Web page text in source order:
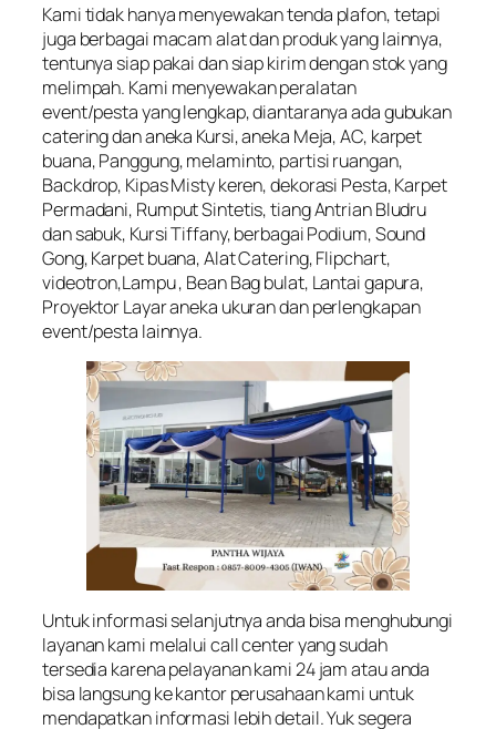
Kami tidak hanya menyewakan tenda plafon, tetapi
juga berbagai macam alat dan produk yang lainnya,
tentunya siap pakai dan siap kirim dengan stok yang
melimpah. Kami menyewakan peralatan
event/pesta yang lengkap, diantaranya ada gubukan
catering dan aneka Kursi, aneka Meja, AC, karpet
buana, Panggung, melaminto, partisi ruangan,
Backdrop, Kipas Misty keren, dekorasi Pesta, Karpet
Permadani, Rumput Sintetis, tiang Antrian Bludru
dan sabuk, Kursi Tiffany, berbagai Podium, Sound
Gong, Karpet buana, Alat Catering, Flipchart,
videotron,Lampu , Bean Bag bulat, Lantai gapura,
Proyektor Layar aneka ukuran dan perlengkapan
event/pesta lainnya.
Untuk informasi selanjutnya anda bisa menghubungi
layanan kami melalui call center yang sudah
tersedia karena pelayanan kami 24 jam atau anda
bisa langsung ke kantor perusahaan kami untuk
mendapatkan informasi lebih detail. Yuk segera